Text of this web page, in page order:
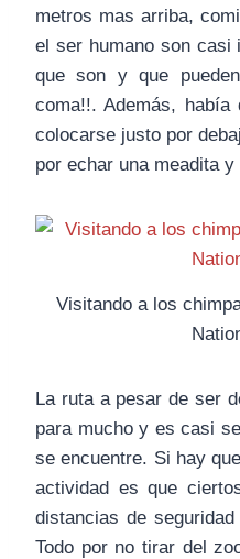
metros mas arriba,
el ser humano son casi
que son y que
coma!!. Además,
colocarse justo por
por echar una meadita
Visitando a los
La ruta a pesar de ser
para mucho y es casi
se encuentre. Si hay
actividad es que
distancias de
Todo por no tirar del